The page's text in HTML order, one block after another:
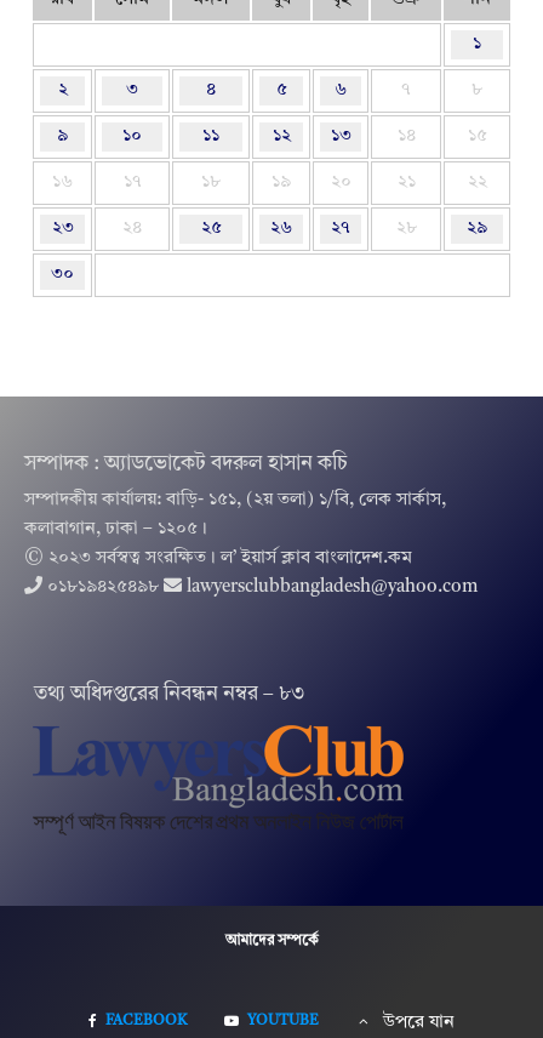
১
২ ৩ ৪ ৫ ৬ ৭ ৮
৯ ১০ ১১ ১২ ১৩ ১৪ ১৫
১৬ ১৭ ১৮ ১৯ ২০ ২১ ২২
২৩ ২৪ ২৫ ২৬ ২৭ ২৮ ২৯
৩০
সম্পাদক : অ্যাডভোকেট বদরুল হাসান কচি
সম্পাদকীয় কার্যালয়: বাড়ি- ১৫১, (২য় তলা) ১/বি, লেক সার্কাস,
কলাবাগান, ঢাকা – ১২০৫।
© ২০২৩ সর্বস্বত্ব সংরক্ষিত । ল’ ইয়ার্স ক্লাব বাংলাদেশ.কম
০১৮১৯৪২৫৪৯৮
lawyersclubbangladesh@yahoo.com
তথ‌্য অ‌ধিদপ্ত‌রের নিবন্ধন নম্বর – ৮৩
আমাদের সম্পর্কে
FACEBOOK YOUTUBE উপরে যান